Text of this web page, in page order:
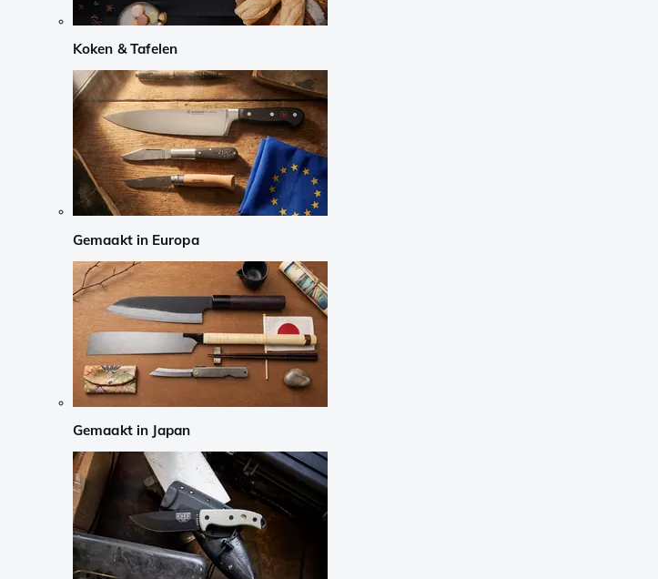
Koken & Tafelen
Gemaakt in Europa
Gemaakt in Japan